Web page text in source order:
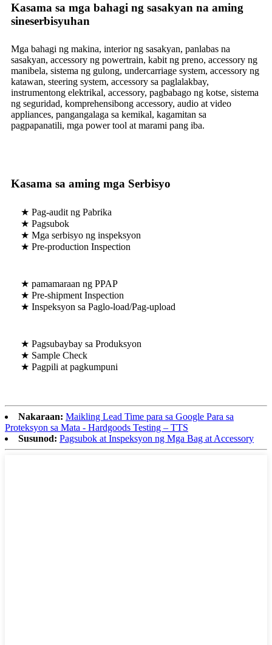
Kasama sa mga bahagi ng sasakyan na aming
sineserbisyuhan
Mga bahagi ng makina, interior ng sasakyan, panlabas na
sasakyan, accessory ng powertrain, kabit ng preno, accessory ng
manibela, sistema ng gulong, undercarriage system, accessory ng
katawan, steering system, accessory sa paglalakbay,
instrumentong elektrikal, accessory, pagbabago ng kotse, sistema
ng seguridad, komprehensibong accessory, audio at video
appliances, pangangalaga sa kemikal, kagamitan sa
pagpapanatili, mga power tool at marami pang iba.
Kasama sa aming mga Serbisyo
★ Pag-audit ng Pabrika
★ Pagsubok
★ Mga serbisyo ng inspeksyon
★ Pre-production Inspection
★ pamamaraan ng PPAP
★ Pre-shipment Inspection
★ Inspeksyon sa Paglo-load/Pag-upload
★ Pagsubaybay sa Produksyon
★ Sample Check
★ Pagpili at pagkumpuni
Nakaraan: Maikling Lead Time para sa Google Para sa
Proteksyon sa Mata - Hardgoods Testing – TTS
Susunod: Pagsubok at Inspeksyon ng Mga Bag at Accessory